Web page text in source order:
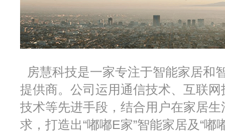
房慧科技是一家专注于智能家居和
提供商。公司运用通信技术、互联
技术等先进手段，结合用户在家居
求，打造出“嘟嘟E家”智能家居及“嘟